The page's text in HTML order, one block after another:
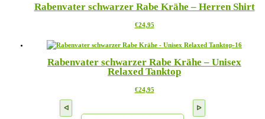
gewählt
Varianten
Die
können
der
Produktseite
werden
Rabenvater schwarzer Rabe Krähe – Herren Shirt
€24,95Dieses
weist
Varianten
auf.
Optionen
Rabenvater schwarzer Rabe Krähe – Unisex
Relaxed Tanktop
€24,95Dieses